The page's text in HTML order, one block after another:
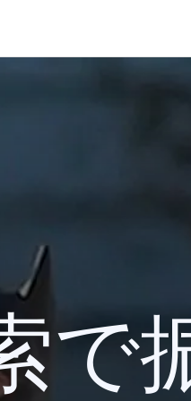
で